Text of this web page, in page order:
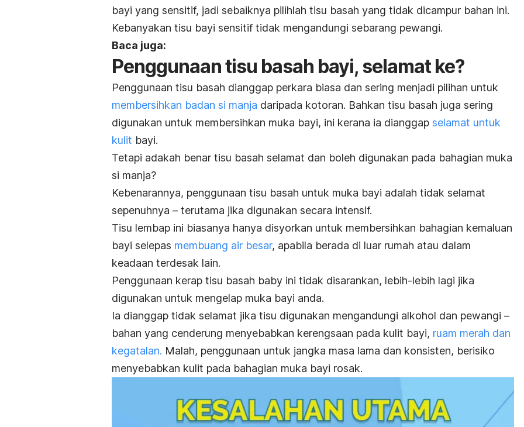
bayi yang sensitif, jadi sebaiknya pilihlah tisu basah yang tidak dicampur bahan ini.
Kebanyakan tisu bayi sensitif tidak mengandungi sebarang pewangi.
Baca juga:
Penggunaan tisu basah bayi, selamat ke?
Penggunaan tisu basah dianggap perkara biasa dan sering menjadi pilihan untuk
membersihkan badan si manja daripada kotoran. Bahkan tisu basah juga sering
digunakan untuk membersihkan muka bayi, ini kerana ia dianggap selamat untuk
kulit bayi.
Tetapi adakah benar tisu basah selamat dan boleh digunakan pada bahagian muka
si manja?
Kebenarannya, penggunaan tisu basah untuk muka bayi adalah tidak selamat
sepenuhnya – terutama jika digunakan secara intensif.
Tisu lembap ini biasanya hanya disyorkan untuk membersihkan bahagian kemaluan
bayi selepas membuang air besar, apabila berada di luar rumah atau dalam
keadaan terdesak lain.
Penggunaan kerap tisu basah baby ini tidak disarankan, lebih-lebih lagi jika
digunakan untuk mengelap muka bayi anda.
Ia dianggap tidak selamat jika tisu digunakan mengandungi alkohol dan pewangi –
bahan yang cenderung menyebabkan kerengsaan pada kulit bayi, ruam merah dan
kegatalan. Malah, penggunaan untuk jangka masa lama dan konsisten, berisiko
menyebabkan kulit pada bahagian muka bayi rosak.